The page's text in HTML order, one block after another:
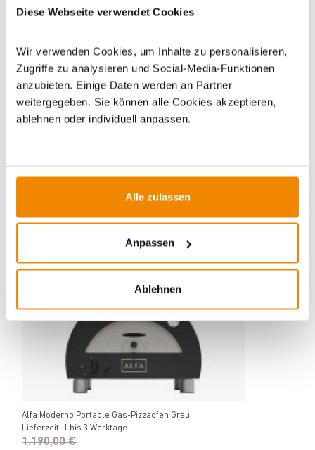
Diese Webseite verwendet Cookies
Wir verwenden Cookies, um Inhalte zu personalisieren,
Zugriffe zu analysieren und Social-Media-Funktionen
anzubieten. Einige Daten werden an Partner
weitergegeben. Sie können alle Cookies akzeptieren,
ablehnen oder individuell anpassen.
Alle zulassen
Anpassen
Ablehnen
Alfa Moderno Portable Gas-Pizzaofen Grau
Lieferzeit: 1 bis 3 Werktage
1.190,00 €